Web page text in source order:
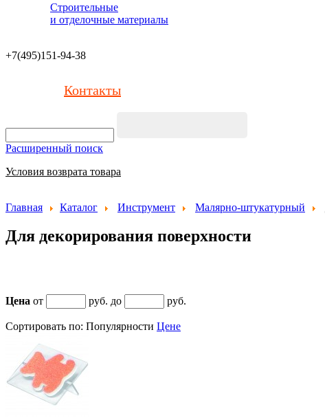
Строительные
и отделочные материалы
+7(495)151-94-38
Контакты
Расширенный поиск
Условия возврата товара
Главная Каталог Инструмент Малярно-штукатурный
Для декорирования поверхности
Цена от руб. до руб.
Сортировать по: Популярности Цене